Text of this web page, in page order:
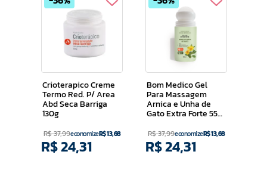
Crioterapico Creme
Termo Red. P/ Area
Abd Seca Barriga
130g
R$37,99economizeR$13,68
R$24,31
Bom Medico Gel
Para Massagem
Arnica e Unha de
Gato Extra Forte 55
R$37,99economizeR$13,68
R$24,31